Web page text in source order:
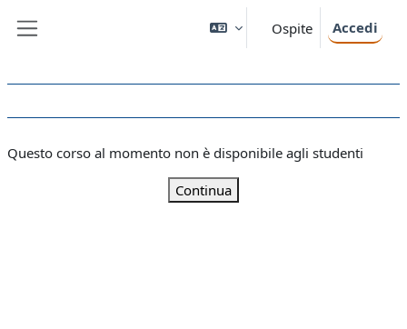
Ospite Accedi
Questo corso al momento non è disponibile agli studenti
Continua